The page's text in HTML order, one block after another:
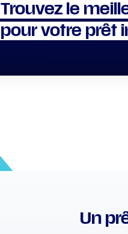
Trouvez le
pour votre prêt
Un